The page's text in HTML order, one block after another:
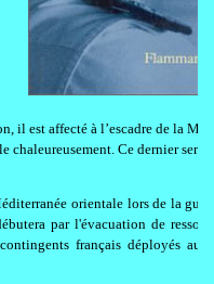
il est affecté à l’escadre de la
chaleureusement. Ce dernier
orientale lors de la
par l'évacuation de
français déployés